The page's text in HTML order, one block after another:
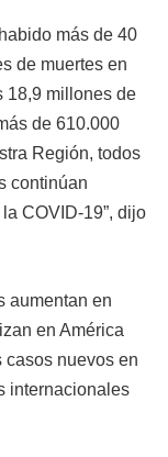
más de 40
de muertes en
18,9 millones de
de 610.000
Región, todos
continúan
COVID-19”, dijo
aumentan en
en América
casos nuevos en
internacionales